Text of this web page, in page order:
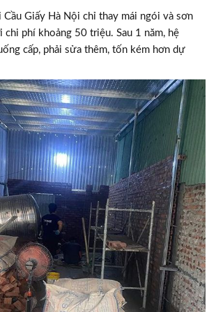
Cầu Giấy Hà Nội chỉ thay mái ngói và sơn
chi phí khoảng 50 triệu. Sau 1 năm, hệ
cấp, phải sửa thêm, tốn kém hơn dự